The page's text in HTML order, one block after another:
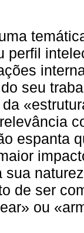
perfil
seu
espanta
sua
de ser
ou